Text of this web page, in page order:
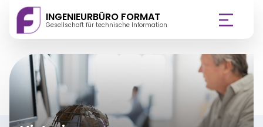
INGENIEURBÜRO FORMAT
Gesellschaft für technische Information
(AKTUELLE SEITE)
LEISTUNGEN
REFERENZEN